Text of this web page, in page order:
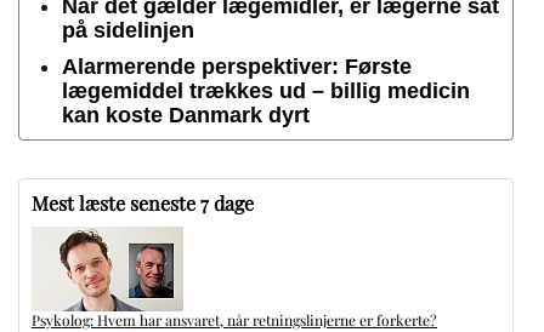
Når det gælder lægemidler, er lægerne sat
på sidelinjen
Alarmerende perspektiver: Første
lægemiddel trækkes ud – billig medicin
kan koste Danmark dyrt
Mest læste seneste 7 dage
Psykolog: Hvem har ansvaret, når retningslinjerne er forkerte?